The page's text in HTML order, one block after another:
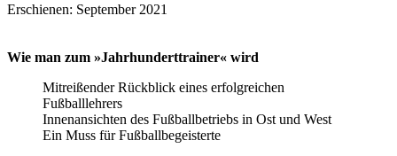
Erschienen: September 2021
Wie man zum »Jahrhunderttrainer« wird
Mitreißender Rückblick eines erfolgreichen
Fußballlehrers
Innenansichten des Fußballbetriebs in Ost und West
Ein Muss für Fußballbegeisterte